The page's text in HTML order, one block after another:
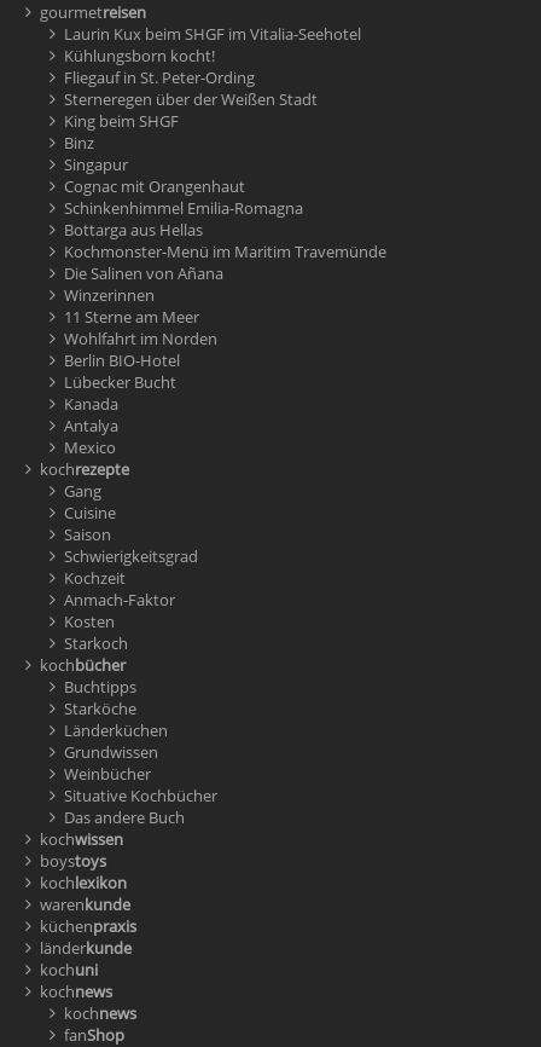
gourmetreisen
Laurin Kux beim SHGF im Vitalia-Seehotel
Kühlungsborn kocht!
Fliegauf in St. Peter-Ording
Sterneregen über der Weißen Stadt
King beim SHGF
Binz
Singapur
Cognac mit Orangenhaut
Schinkenhimmel Emilia-Romagna
Bottarga aus Hellas
Kochmonster-Menü im Maritim Travemünde
Die Salinen von Añana
Winzerinnen
11 Sterne am Meer
Wohlfahrt im Norden
Berlin BIO-Hotel
Lübecker Bucht
Kanada
Antalya
Mexico
kochrezepte
Gang
Cuisine
Saison
Schwierigkeitsgrad
Kochzeit
Anmach-Faktor
Kosten
Starkoch
kochbücher
Buchtipps
Starköche
Länderküchen
Grundwissen
Weinbücher
Situative Kochbücher
Das andere Buch
kochwissen
boystoys
kochlexikon
warenkunde
küchenpraxis
länderkunde
kochuni
kochnews
kochnews
fanShop